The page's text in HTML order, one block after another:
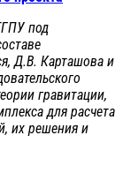
под
Д.В. Карташова и
гравитации,
для расчета
их решения и